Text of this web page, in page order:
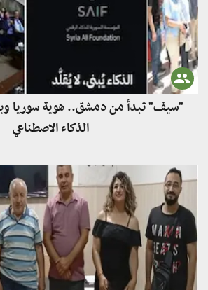
"سيف" تبدأ من دمشق.. هوية سوريا
الذكاء الاصطناعي